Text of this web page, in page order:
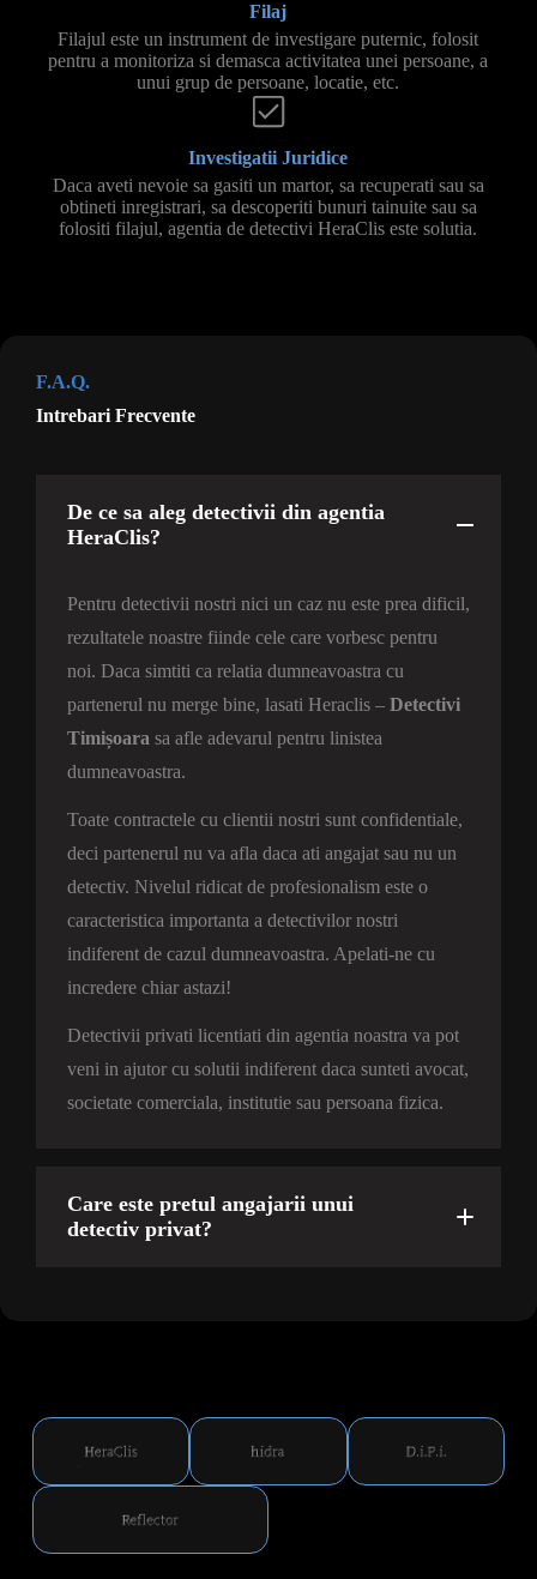
Filaj
Filajul este un instrument de investigare puternic, folosit
pentru a monitoriza si demasca activitatea unei persoane, a
unui grup de persoane, locatie, etc.
Investigatii Juridice
Daca aveti nevoie sa gasiti un martor, sa recuperati sau sa
obtineti inregistrari, sa descoperiti bunuri tainuite sau sa
folositi filajul, agentia de detectivi HeraClis este solutia.
F.A.Q.
Intrebari Frecvente
De ce sa aleg detectivii din agentia
HeraClis?
Pentru detectivii nostri nici un caz nu este prea dificil,
rezultatele noastre fiinde cele care vorbesc pentru
noi. Daca simtiti ca relatia dumneavoastra cu
partenerul nu merge bine, lasati Heraclis – Detectivi
Timișoara sa afle adevarul pentru linistea
dumneavoastra.
Toate contractele cu clientii nostri sunt confidentiale,
deci partenerul nu va afla daca ati angajat sau nu un
detectiv. Nivelul ridicat de profesionalism este o
caracteristica importanta a detectivilor nostri
indiferent de cazul dumneavoastra. Apelati-ne cu
incredere chiar astazi!
Detectivii privati licentiati din agentia noastra va pot
veni in ajutor cu solutii indiferent daca sunteti avocat,
societate comerciala, institutie sau persoana fizica.
Care este pretul angajarii unui
detectiv privat?